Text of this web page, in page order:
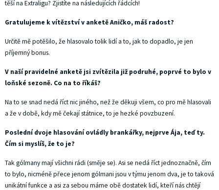
těší na Extraligu? Zjistíte na následujících řádcích!
Gratulujeme k vítězství v anketě Aničko, máš radost?
Určitě mě potěšilo, že hlasovalo tolik lidí a to, jak to dopadlo, je jen
příjemný bonus.
V naší pravidelné anketě jsi zvítězila již podruhé, poprvé to bylo v
loňské sezoně. Co na to říkáš?
Na to se snad nedá říct nic jiného, než že děkuji všem, co pro mě hlasovali
a že v době, kdy mě čekají státnice, to je hezké povzbuzení.
Poslední dvoje hlasování ovládly brankářky, nejprve Ája, teď ty.
Čím si myslíš, že to je?
Tak gólmany mají všichni rádi (směje se). Asi se nedá říct jednoznačně, čím
to bylo, nicméně přece jenom gólmani jsou v týmu jenom dva, je to taková
unikátní funkce a asi za sebou máme obě dostatek lidí, kteří nás chtějí